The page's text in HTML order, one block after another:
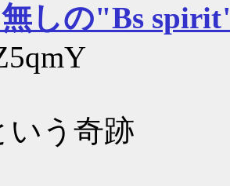
しの"Bs
いう奇跡